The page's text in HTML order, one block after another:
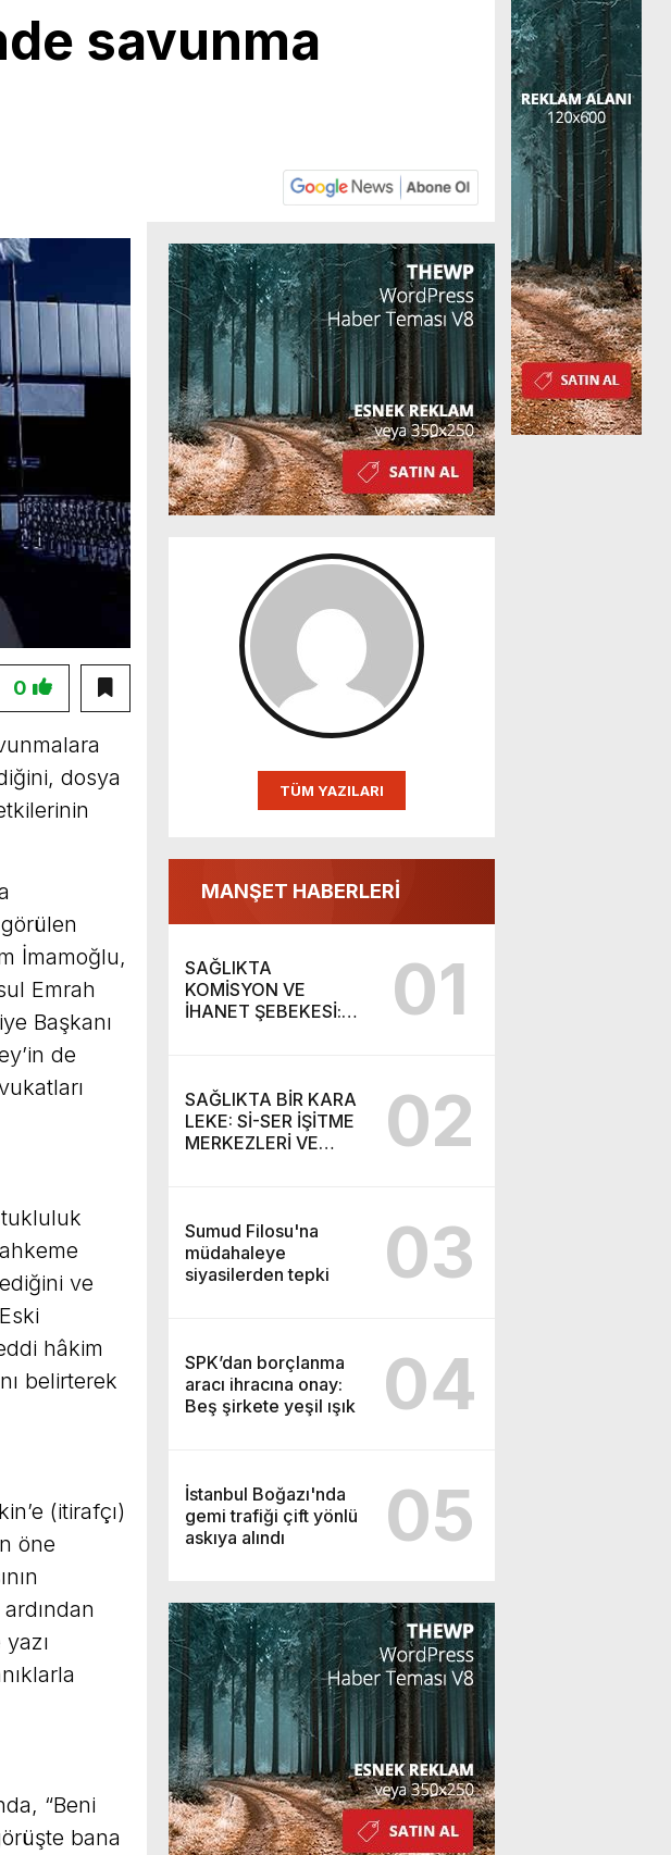
savunma
TÜM YAZILARI
MANŞET HABERLERİ
SAĞLIKTA
KOMİSYON VE
İHANET ŞEBEKESİ:
VURGUNU!
01
SAĞLIKTA BİR KARA
LEKE: Sİ-SER İŞİTME
MERKEZLERİ VE
02
Sumud Filosu'na
müdahaleye
siyasilerden tepki
03
SPK’dan borçlanma
aracı ihracına onay:
Beş şirkete yeşil ışık
04
İstanbul Boğazı'nda
gemi trafiği çift yönlü
askıya alındı
05
0
dosya
İmamoğlu,
Emrah
Başkanı
de
ve
hâkim
belirterek
(itirafçı)
öne
“Beni
bana